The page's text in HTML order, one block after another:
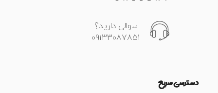
سوالی دارید؟
09133087851
دسترسی سریع